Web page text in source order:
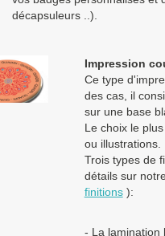
Les clients dans l’Union
décapsuleurs ..).
Impression
Ce type
des cas, il
sur une base
Le choix le
ou illustrations.
Trois types de
détails sur
finitions):
- La lamination